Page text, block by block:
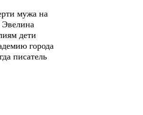
мужа на
Эвелина
дети
города
писатель